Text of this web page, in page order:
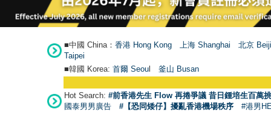
■中國 China： 香港 Hong Kong 上海 Shanghai
北京
Taipei
■韓國 Korea: 首爾 Seoul 釜山 Busan
Hot Search: #前香港先生 Flow 再捲爭議 昔日鍾培生百萬
國泰男男廣告
#【恐同矮仔】擾亂香港機場秩序 #港男